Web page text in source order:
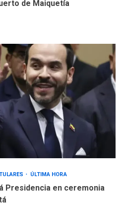
de Maiquetía
ÚLTIMA HORA
Presidencia en ceremonia